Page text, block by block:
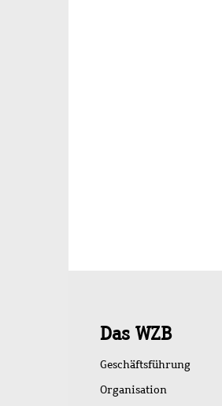
Schnellzugriff
Das WZB
Geschäftsführung
Organisation